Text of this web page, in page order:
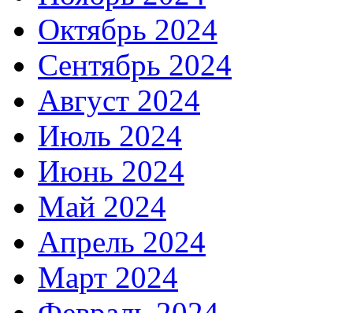
Октябрь 2024
Сентябрь 2024
Август 2024
Июль 2024
Июнь 2024
Май 2024
Апрель 2024
Март 2024